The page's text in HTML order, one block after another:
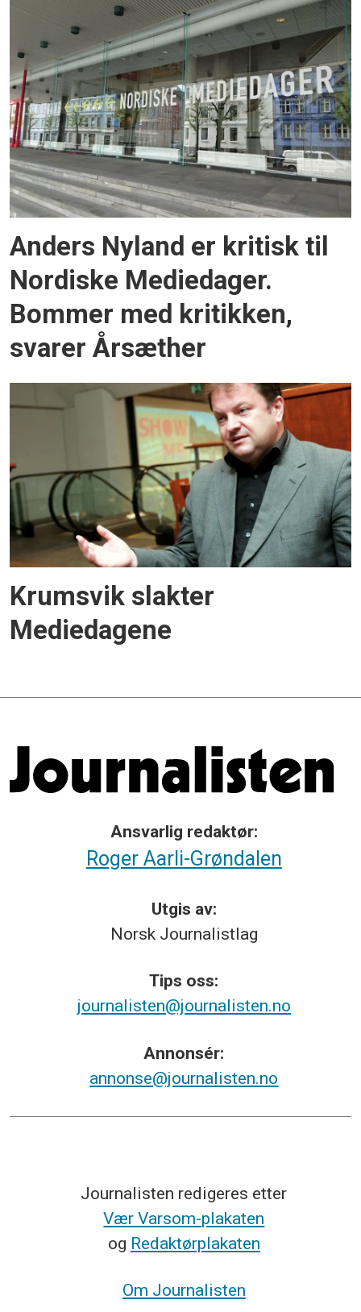
Anders Nyland er kritisk til
Nordiske Mediedager.
Bommer med kritikken,
svarer Årsæther
Krumsvik slakter
Mediedagene
Ansvarlig redaktør:
Roger Aarli-Grøndalen
Utgis av:
Norsk Journalistlag
Tips oss:
journalisten@journalisten.no
Annonsér:
annonse@journalisten.no
Journalisten redigeres etter
Vær Varsom-plakaten
og Redaktørplakaten
Om Journalisten